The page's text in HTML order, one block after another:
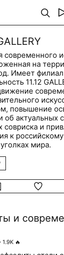
современного
на
Имеет
11.12
повышение
об актуальных
совриска и
к российскому
мира.
и
1.9K 🔥